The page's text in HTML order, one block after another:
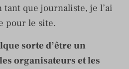
tant que journaliste, je l’ai
pour le site.
sorte d’être un
organisateurs et les